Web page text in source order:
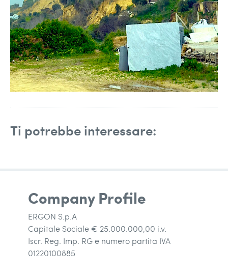
Ti potrebbe interessare:
Company Profile
ERGON S.p.A
Capitale Sociale € 25.000.000,00 i.v.
Iscr. Reg. Imp. RG e numero partita IVA
01220100885